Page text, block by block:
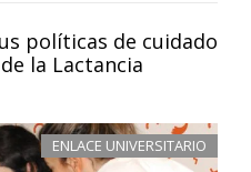
políticas de cuidado
la Lactancia
ENLACE UNIVERSITARIO